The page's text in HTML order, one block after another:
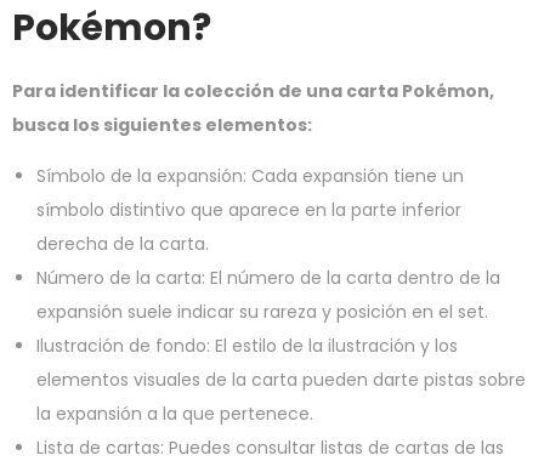
Pokémon?
Para identificar la colección de una carta Pokémon,
busca los siguientes elementos:
Símbolo de la expansión: Cada expansión tiene un
símbolo distintivo que aparece en la parte inferior
derecha de la carta.
Número de la carta: El número de la carta dentro de la
expansión suele indicar su rareza y posición en el set.
Ilustración de fondo: El estilo de la ilustración y los
elementos visuales de la carta pueden darte pistas sobre
la expansión a la que pertenece.
Lista de cartas: Puedes consultar listas de cartas de las